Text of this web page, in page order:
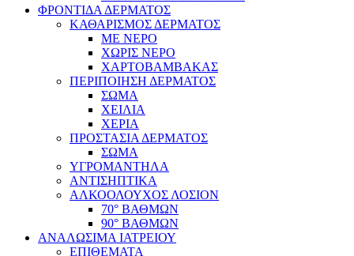
ΦΡΟΝΤΙΔΑ ΔΕΡΜΑΤΟΣ
ΚΑΘΑΡΙΣΜΟΣ ΔΕΡΜΑΤΟΣ
ΜΕ ΝΕΡΟ
ΧΩΡΙΣ ΝΕΡΟ
ΧΑΡΤΟΒΑΜΒΑΚΑΣ
ΠΕΡΙΠΟΙΗΣΗ ΔΕΡΜΑΤΟΣ
ΣΩΜΑ
ΧΕΙΛΙΑ
ΧΕΡΙΑ
ΠΡΟΣΤΑΣΙΑ ΔΕΡΜΑΤΟΣ
ΣΩΜΑ
ΥΓΡΟΜΑΝΤΗΛΑ
ΑΝΤΙΣΗΠΤΙΚΑ
ΑΛΚΟΟΛΟΥΧΟΣ ΛΟΣΙΟΝ
70° ΒΑΘΜΩΝ
90° ΒΑΘΜΩΝ
ΑΝΑΛΩΣΙΜΑ ΙΑΤΡΕΙΟΥ
ΕΠΙΘΕΜΑΤΑ